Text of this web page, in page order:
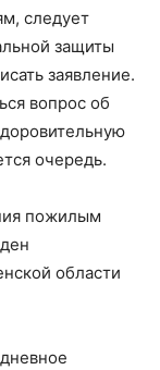
следует
защиты
заявление.
вопрос об
очередь.
пожилым
области